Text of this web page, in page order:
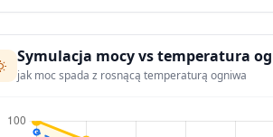
Symulacja mocy vs temperatura
jak moc spada z rosnącą temperaturą ogniwa